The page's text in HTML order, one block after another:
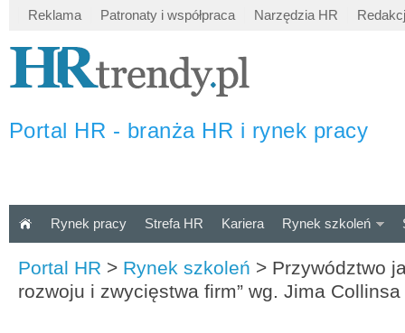
Reklama Patronaty i współpraca Narzędzia HR
Portal HR - branża HR i rynek pracy
Rynek pracy Strefa HR Kariera Rynek szkoleń
Portal HR > Rynek szkoleń > Przywództwo
rozwoju i zwycięstwa firm” wg. Jima